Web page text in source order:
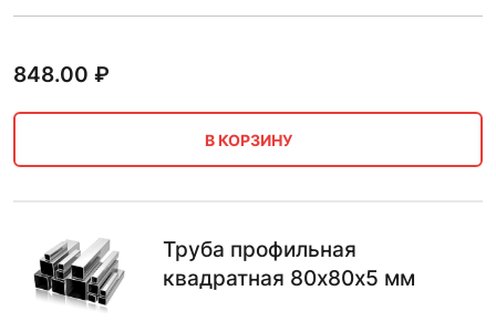
848.00 ₽
В КОРЗИНУ
Труба профильная
квадратная 80х80х5 мм